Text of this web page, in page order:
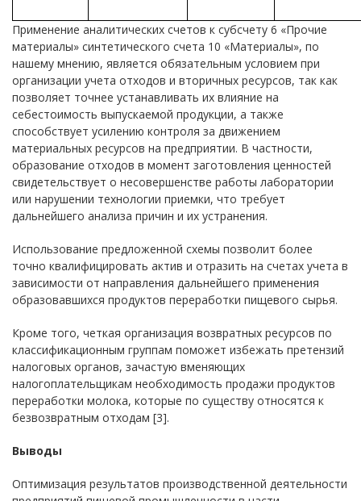
Применение аналитических счетов к субсчету 6 «Прочие
материалы» синтетического счета 10 «Материалы», по
нашему мнению, является обязательным условием при
организации учета отходов и вторичных ресурсов, так как
позволяет точнее устанавливать их влияние на
себестоимость выпускаемой продукции, а также
способствует усилению контроля за движением
материальных ресурсов на предприятии. В частности,
образование отходов в момент заготовления ценностей
свидетельствует о несовершенстве работы лаборатории
или нарушении технологии приемки, что требует
дальнейшего анализа причин и их устранения.
Использование предложенной схемы позволит более
точно квалифицировать актив и отразить на счетах учета в
зависимости от направления дальнейшего применения
образовавшихся продуктов переработки пищевого сырья.
Кроме того, четкая организация возвратных ресурсов по
классификационным группам поможет избежать претензий
налоговых органов, зачастую вменяющих
налогоплательщикам необходимость продажи продуктов
переработки молока, которые по существу относятся к
безвозвратным отходам [3].
Выводы
Оптимизация результатов производственной деятельности